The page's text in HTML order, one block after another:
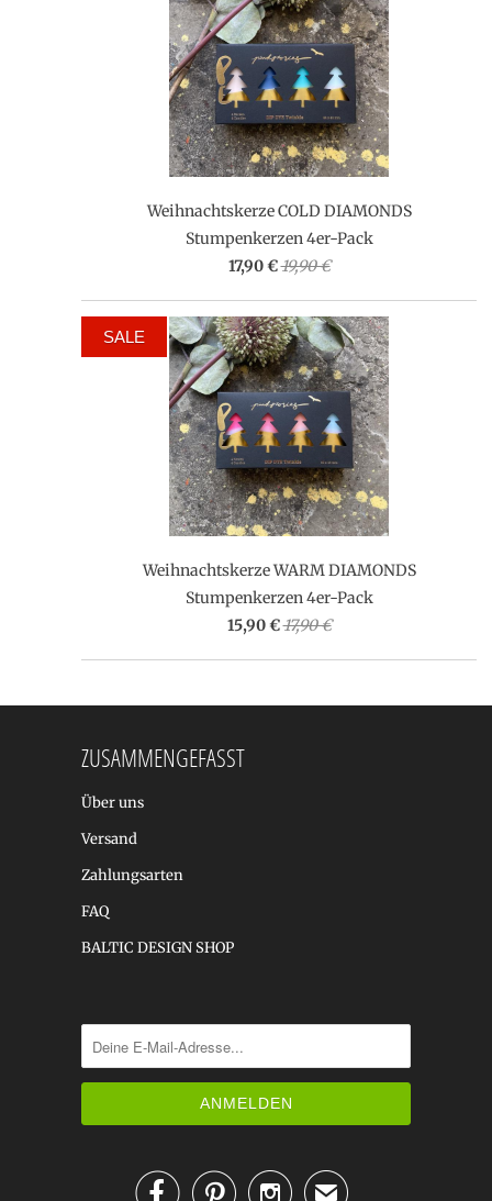
Weihnachtskerze COLD DIAMONDS
Stumpenkerzen 4er-Pack
17,90 €19,90 €
Weihnachtskerze WARM DIAMONDS
Stumpenkerzen 4er-Pack
15,90 €17,90 €
SALE
ZUSAMMENGEFASST
Über uns
Versand
Zahlungsarten
FAQ
BALTIC DESIGN SHOP